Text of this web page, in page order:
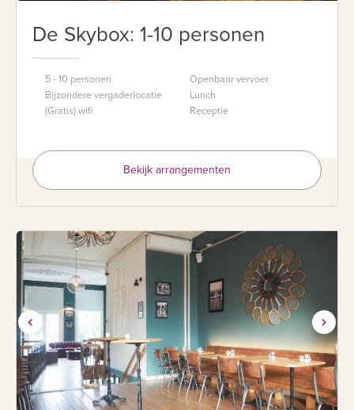
De Skybox: 1-10 personen
5 - 10 personen
Bijzondere vergaderlocatie
(Gratis) wifi
Openbaar vervoer
Lunch
Receptie
Bekijk arrangementen